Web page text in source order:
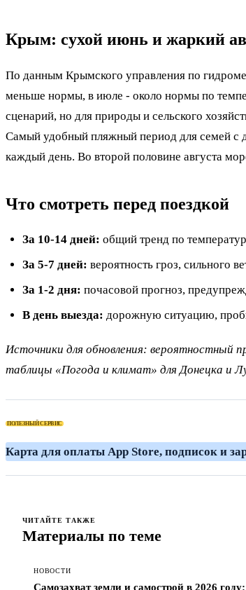
Крым: сухой июнь и жаркий
По данным Крымского управления по
меньше нормы, в июле - около нормы по
сценарий, но для природы и сельского
Самый удобный пляжный период для семей с
каждый день. Во второй половине августа
Что смотреть перед поездкой
За 10-14 дней: общий тренд по
За 5-7 дней: вероятность гроз, сильного
За 1-2 дня: почасовой прогноз,
В день выезда: дорожную ситуацию,
Источники для обновления: вероятностный
таблицы «Погода и климат» для Донецка и
ПОЛЕЗНЫЙ СЕРВИС
Карта для
ЧИТАЙТЕ ТАКЖЕ
Материалы по теме
НОВОСТИ
Самозахват земли и самострой в 2026